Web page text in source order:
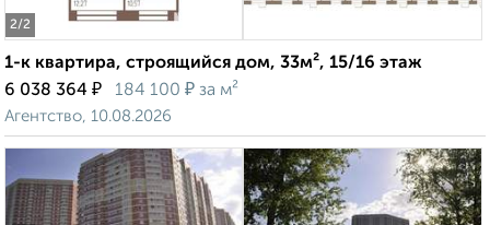
2/2
1-к квартира, строящийся дом, 33м², 15/16 этаж
6 038 364 ₽ 184 100 ₽ за м²
Агентство, 10.08.2026